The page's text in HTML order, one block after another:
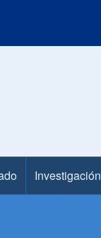
Investigación